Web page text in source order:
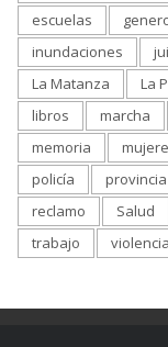
escuelas
inundaciones
La Matanza
La
libros
marcha
memoria
policía
provincia
reclamo
Salud
trabajo